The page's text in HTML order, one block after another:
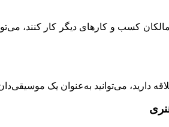
مالکان کسب و کارهای دیگر کار کنند،
دارید، می‌توانید به‌عنوان یک